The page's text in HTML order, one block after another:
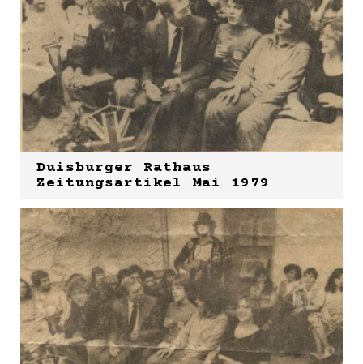
Duisburger Rathaus
Zeitungsartikel Mai 1979